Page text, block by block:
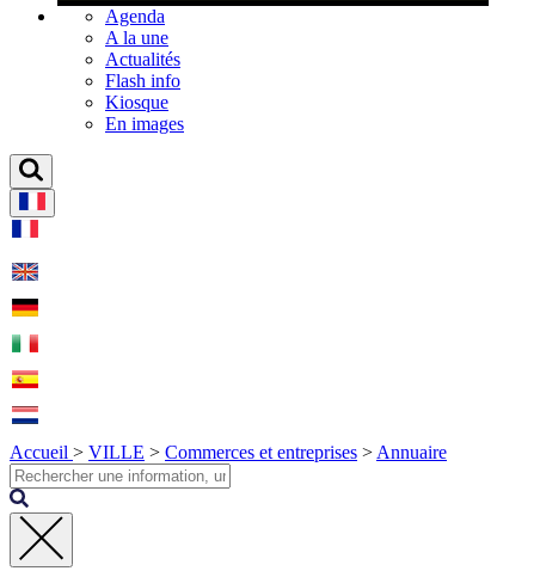
Agenda
A la une
Actualités
Flash info
Kiosque
En images
Accueil > VILLE > Commerces et entreprises > Annuaire